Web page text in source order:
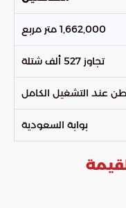
1,662,000 متر مربع
تجاوز 527 ألف شتلة
بوابة السعودية